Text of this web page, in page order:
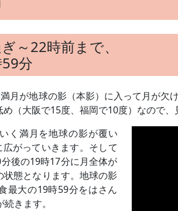
～22時前まで、
分
月が地球の影（本影）に入って月が欠
（大阪で15度、福岡で10度）なので、
く満月を地球の影が覆い
がっていきます。そして
後の19時17分に月全体が
態となります。地球の影
最大の19時59分をはさん
きます。